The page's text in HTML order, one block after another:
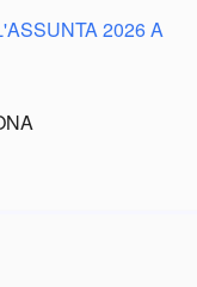
2026 A